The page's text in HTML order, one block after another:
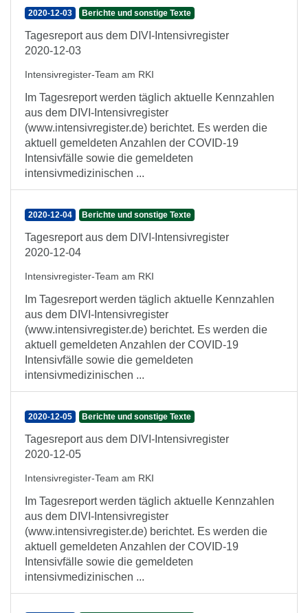
2020-12-03 Berichte und sonstige Texte
Tagesreport aus dem DIVI-Intensivregister
2020-12-03
Intensivregister-Team am RKI
Im Tagesreport werden täglich aktuelle Kennzahlen
aus dem DIVI-Intensivregister
(www.intensivregister.de) berichtet. Es werden die
aktuell gemeldeten Anzahlen der COVID-19
Intensivfälle sowie die gemeldeten
intensivmedizinischen ...
2020-12-04 Berichte und sonstige Texte
Tagesreport aus dem DIVI-Intensivregister
2020-12-04
Intensivregister-Team am RKI
Im Tagesreport werden täglich aktuelle Kennzahlen
aus dem DIVI-Intensivregister
(www.intensivregister.de) berichtet. Es werden die
aktuell gemeldeten Anzahlen der COVID-19
Intensivfälle sowie die gemeldeten
intensivmedizinischen ...
2020-12-05 Berichte und sonstige Texte
Tagesreport aus dem DIVI-Intensivregister
2020-12-05
Intensivregister-Team am RKI
Im Tagesreport werden täglich aktuelle Kennzahlen
aus dem DIVI-Intensivregister
(www.intensivregister.de) berichtet. Es werden die
aktuell gemeldeten Anzahlen der COVID-19
Intensivfälle sowie die gemeldeten
intensivmedizinischen ...